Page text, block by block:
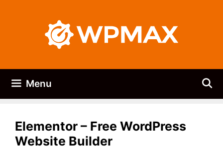
Menu
Elementor – Free WordPress
Website Builder